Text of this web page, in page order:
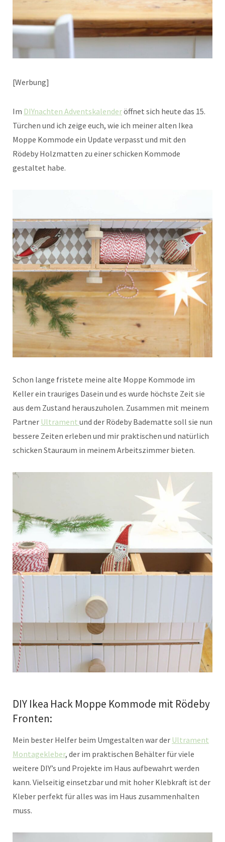
[Werbung]
Im DIYnachten Adventskalenderöffnet sich heute das 15.
Türchen und ich zeige euch, wie ich meiner alten Ikea
Moppe Kommode ein Update verpasst und mit den
Rödeby Holzmatten zu einer schicken Kommode
gestaltet habe.
Schon lange fristete meine alte Moppe Kommode im
Keller ein trauriges Dasein und es wurde höchste Zeit sie
aus dem Zustand herauszuholen. Zusammen mit meinem
Partner Ultrament und der Rödeby Badematte soll sie nun
bessere Zeiten erleben und mir praktischen und natürlich
schicken Stauraum in meinem Arbeitszimmer bieten.
DIY Ikea Hack Moppe Kommode mit Rödeby
Fronten:
Mein bester Helfer beim Umgestalten war der Ultrament
Montagekleber, der im praktischen Behälter für viele
weitere DIY’s und Projekte im Haus aufbewahrt werden
kann. Vielseitig einsetzbar und mit hoher Klebkraft ist der
Kleber perfekt für alles was im Haus zusammenhalten
muss.